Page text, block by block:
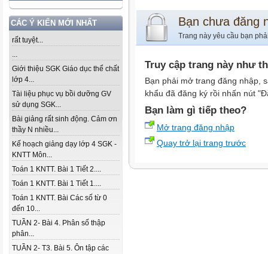
CÁC Ý KIẾN MỚI NHẤT
rất tuyệt...
...
Giới thiệu SGK Giáo dục thể chất
lớp 4...
Tài liệu phục vụ bồi dưỡng GV
sử dụng SGK...
Bài giảng rất sinh động. Cảm ơn
thầy N nhiều...
Kế hoạch giảng dạy lớp 4 SGK -
KNTT Môn...
Toán 1 KNTT. Bài 1 Tiết 2....
Toán 1 KNTT. Bài 1 Tiết 1....
Toán 1 KNTT. Bài Các số từ 0
đến 10...
TUẦN 2- Bài 4. Phân số thập
phân...
TUẦN 2- T3. Bài 5. Ôn tập các
Bạn chưa đăng
Trang này yêu cầu bạn
Truy cập trang này như
Bạn phải mở trang đăng nhập,
khẩu đã đăng ký rồi nhấn nút
Bạn làm gì tiếp theo?
Mở trang đăng nhập
Quay trở lại trang trước